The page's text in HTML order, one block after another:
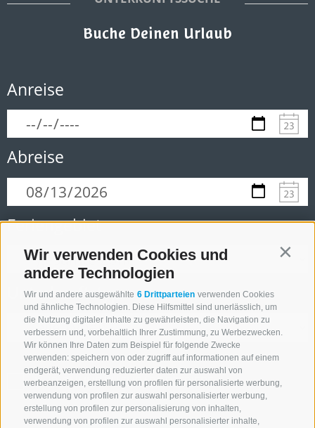
Wir verwenden Cookies und
andere Technologien
Wir und andere ausgewählte 6 Drittparteien verwenden Cookies
und ähnliche Technologien. Diese Hilfsmittel sind unerlässlich, um
die Nutzung digitaler Inhalte zu gewährleisten, die Navigation zu
verbessern und, vorbehaltlich Ihrer Zustimmung, zu Werbezwecken.
Wir können Ihre Daten zum Beispiel für folgende Zwecke
verwenden: speichern von oder zugriff auf informationen auf einem
endgerät, verwendung reduzierter daten zur auswahl von
werbeanzeigen, erstellung von profilen für personalisierte werbung,
verwendung von profilen zur auswahl personalisierter werbung,
erstellung von profilen zur personalisierung von inhalten,
verwendung von profilen zur auswahl personalisierter inhalte,
Buche Deinen Urlaub
Anreise
Abreise
Feriengebiet
Unterkunftstyp
NUR ONLINE BUCHBARE BETRIEBE